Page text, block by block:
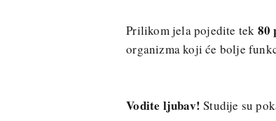
Prilikom jela pojedite tek 80
organizma koji će bolje
Vodite ljubav! Studije su